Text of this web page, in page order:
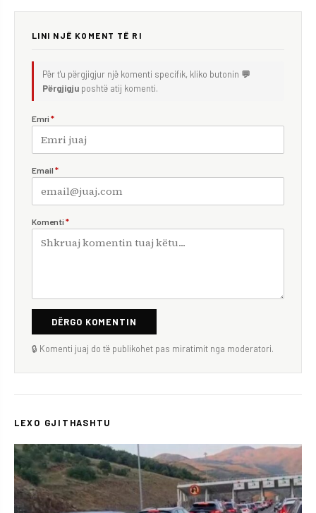
LINI NJË KOMENT TË RI
Për t'u përgjigjur një komenti specifik, kliko butonin 💬
Përgjigju poshtë atij komenti.
Emri *
Email *
Komenti *
DËRGO KOMENTIN
🔒 Komenti juaj do të publikohet pas miratimit nga moderatori.
LEXO GJITHASHTU